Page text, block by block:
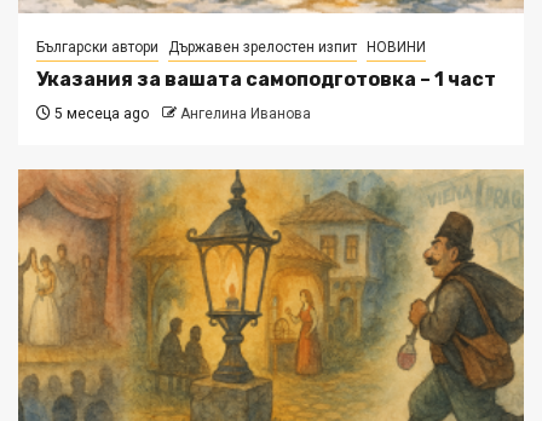
Български автори Държавен зрелостен изпит НОВИНИ
Указания за вашата самоподготовка – 1 част
5 месеца ago Ангелина Иванова